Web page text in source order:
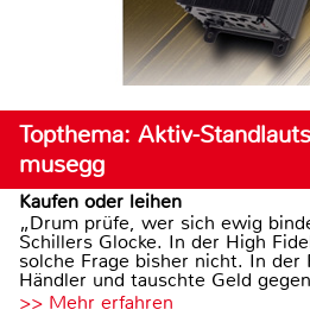
Topthema: Aktiv-
musegg
Kaufen oder leihen
„Drum prüfe, wer sich ewig
Schillers Glocke. In der High
solche Frage bisher nicht. In der
Händler und tauschte Geld
>> Mehr erfahren